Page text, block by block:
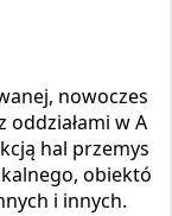
nowoczes
oddziałami w A
hal przemys
obiektó
i innych.